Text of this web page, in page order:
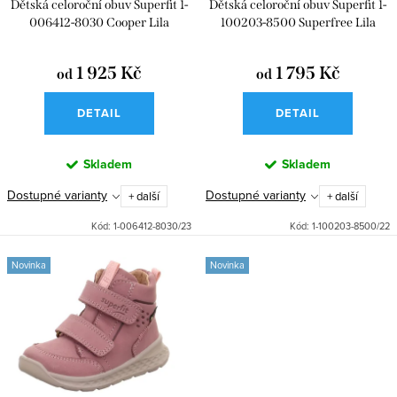
o
Dětská celoroční obuv Superfit 1-
006412-8030 Cooper Lila
od 1 925 Kč
DETAIL
Skladem
Dostupné varianty + další
Kód: 1-006412-8030/23
Dětská celoroční obuv Superfit 1-
100203-8500 Superfree Lila
od1 795 Kč
DETAIL
Skladem
Dostupné varianty + další
Kód: 1-100203-8500/22
Novinka Novinka